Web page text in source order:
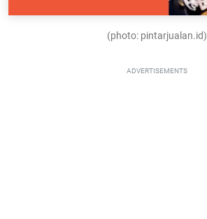
(photo: pintarjualan.id)
ADVERTISEMENTS